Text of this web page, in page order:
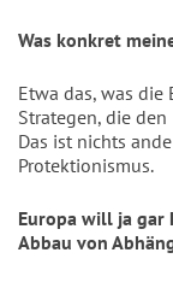
Was konkret
Etwa das, was die
Strategen, die
Das ist nichts
Protektionismus.
Europa will ja gar
Abbau von